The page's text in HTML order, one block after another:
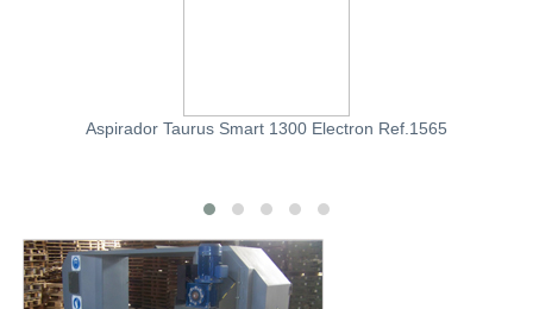
Aspirador Taurus Smart 1300 Electron Ref.1565